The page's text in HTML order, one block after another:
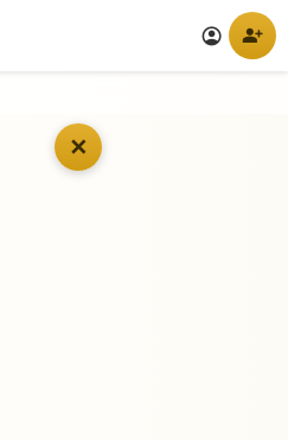
account_circle person_add
✕